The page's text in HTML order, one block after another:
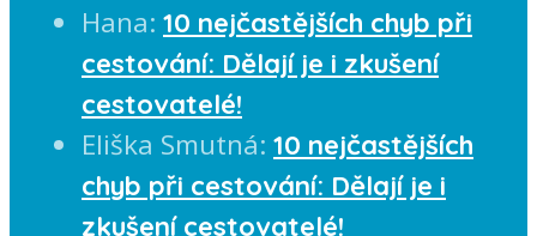
Hana: 10 nejčastějších chyb při
cestování: Dělají je i zkušení
cestovatelé!
Eliška Smutná: 10 nejčastějších
chyb při cestování: Dělají je i
zkušení cestovatelé!